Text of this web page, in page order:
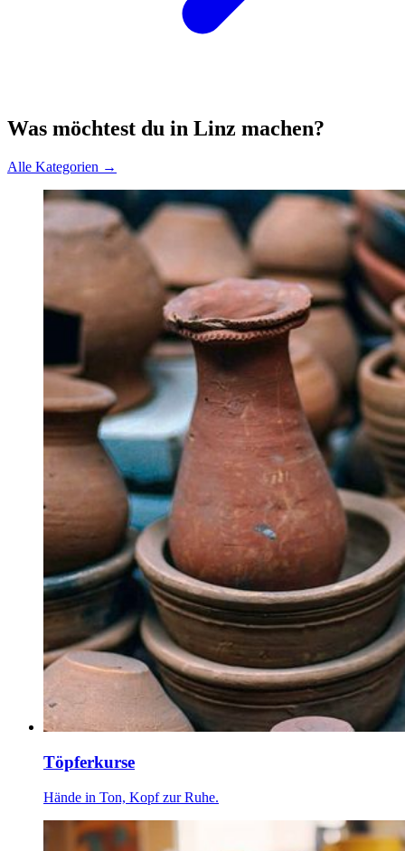
Was möchtest du in Linz machen?
Alle Kategorien →
Töpferkurse
Hände in Ton, Kopf zur Ruhe.